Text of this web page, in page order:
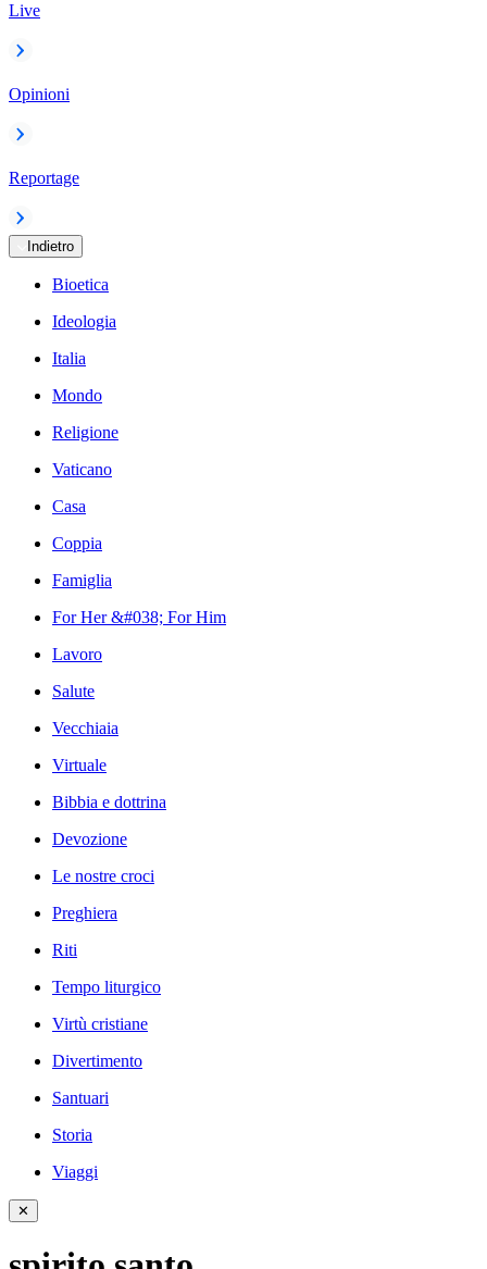
Live
Opinioni
Reportage
Indietro
Bioetica
Ideologia
Italia
Mondo
Religione
Vaticano
Casa
Coppia
Famiglia
For Her &#038; For Him
Lavoro
Salute
Vecchiaia
Virtuale
Bibbia e dottrina
Devozione
Le nostre croci
Preghiera
Riti
Tempo liturgico
Virtù cristiane
Divertimento
Santuari
Storia
Viaggi
✕